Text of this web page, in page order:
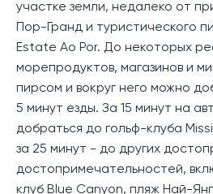
участке земли, недалеко от
Пор-Гранд и туристического
Estate Ao Por. До некоторых
морепродуктов, магазинов и
пирсом и вокруг него можно
5 минут езды. За 15 минут на
добраться до гольф-клуба
за 25 минут - до других
достопримечательностей,
клуб Blue Canyon, пляж Най-